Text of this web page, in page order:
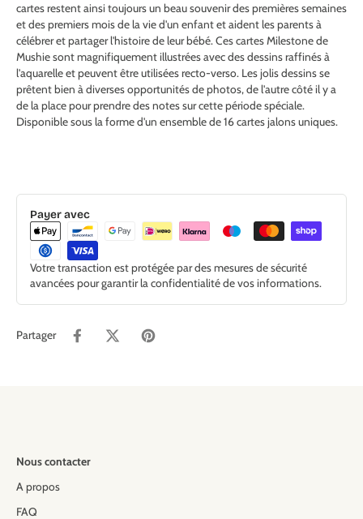
cartes restent ainsi toujours un beau souvenir des premières semaines
et des premiers mois de la vie d'un enfant et aident les parents à
célébrer et partager l'histoire de leur bébé. Ces cartes Milestone de
Mushie sont magnifiquement illustrées avec des dessins raffinés à
l'aquarelle et peuvent être utilisées recto-verso. Les jolis dessins se
prêtent bien à diverses opportunités de photos, de l'autre côté il y a
de la place pour prendre des notes sur cette période spéciale.
Disponible sous la forme d'un ensemble de 16 cartes jalons uniques.
Payer avec
Votre transaction est protégée par des mesures de sécurité
avancées pour garantir la confidentialité de vos informations.
Partager
Nous contacter
A propos
FAQ